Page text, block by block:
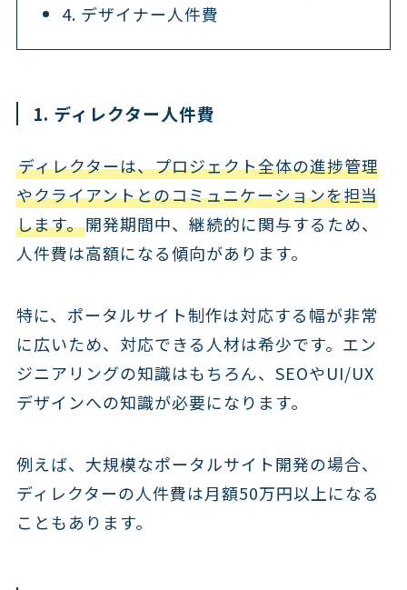
4. デザイナー人件費
1. ディレクター人件費
ディレクターは、プロジェクト全体の進捗管理
やクライアントとのコミュニケーションを担当
します。開発期間中、継続的に関与するため、
人件費は高額になる傾向があります。
特に、ポータルサイト制作は対応する幅が非常
に広いため、対応できる人材は希少です。エン
ジニアリングの知識はもちろん、SEOやUI/UX
デザインへの知識が必要になります。
例えば、大規模なポータルサイト開発の場合、
ディレクターの人件費は月額50万円以上になる
こともあります。